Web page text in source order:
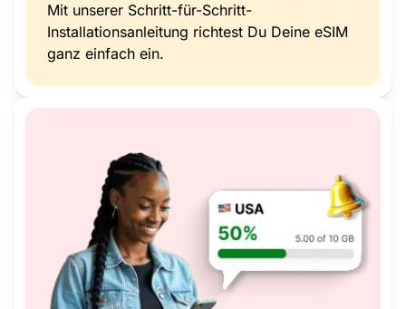
Mit unserer Schritt-für-Schritt-
Installationsanleitung richtest Du Deine eSIM
ganz einfach ein.